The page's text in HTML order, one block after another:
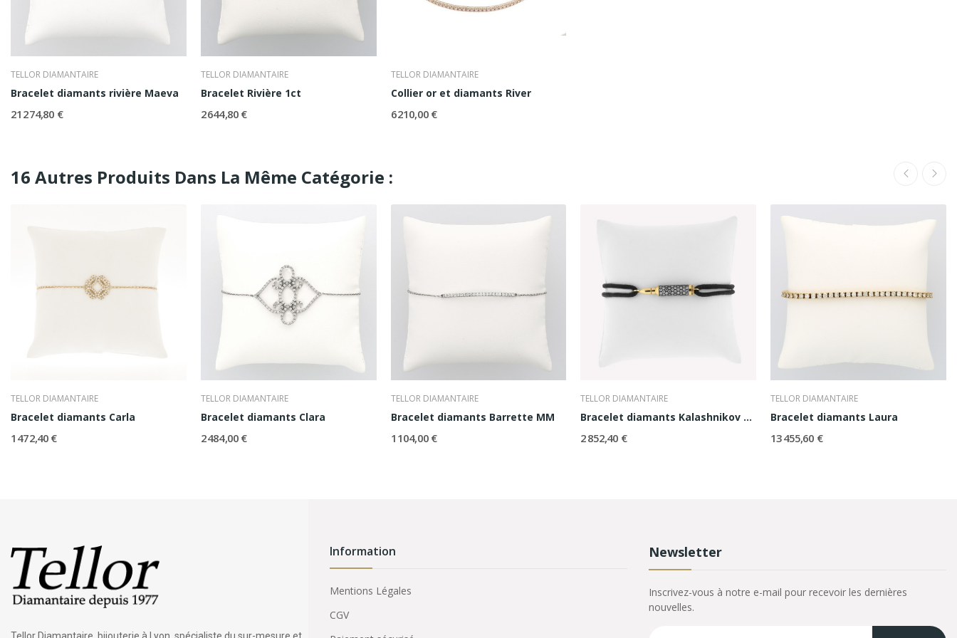
TELLOR DIAMANTAIRE
Bracelet diamants rivière Maeva
21 274,80 €
TELLOR DIAMANTAIRE
Bracelet Rivière 1ct
2 644,80 €
TELLOR DIAMANTAIRE
Collier or et diamants River
6 210,00 €
16 Autres Produits Dans La Même Catégorie :
TELLOR DIAMANTAIRE
Bracelet diamants Carla
1 472,40 €
TELLOR DIAMANTAIRE
Bracelet diamants Clara
2 484,00 €
TELLOR DIAMANTAIRE
Bracelet diamants Barrette MM
1 104,00 €
TELLOR DIAMANTAIRE
Bracelet diamants Kalashnikov 1,40ct
2 852,40 €
TELLOR DIAMANTAIRE
Bracelet diamants Laura
13 455,60 €
Tellor Diamantaire, bijouterie à Lyon, spécialiste du sur-mesure et
Information
Mentions Légales
CGV
Newsletter
Inscrivez-vous à notre e-mail pour recevoir les dernières
nouvelles.